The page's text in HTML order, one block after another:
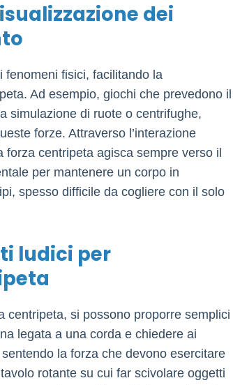
dei
fenomeni fisici, facilitando la
Ad esempio, giochi che prevedono il
simulazione di ruote o centrifughe,
forze. Attraverso l’interazione
centripeta agisca sempre verso il
per mantenere un corpo in
spesso difficile da cogliere con il solo
ludici per
centripeta, si possono proporre semplici
legata a una corda e chiedere ai
la forza che devono esercitare
rotante su cui far scivolare oggetti